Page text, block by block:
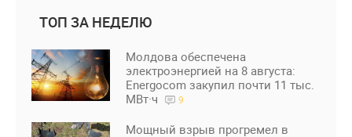
ТОП ЗА НЕДЕЛЮ
Молдова обеспечена
электроэнергией на 8 августа:
Energocom закупил почти 11 тыс.
МВт·ч
9
Мощный взрыв прогремел в